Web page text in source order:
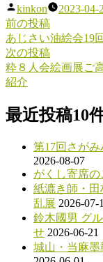
投
稿
者:
kinkon 2023-04-
投
稿
ナ
ビ
ゲ
前の投稿前
の
投
稿:
あじさい油絵会19
次の投稿次
の
粋８人会絵画展ご
紹介
最近投稿10
第17回さが
2026-08-07
がくし寄席の
紙漉き師・
乱展 2026-07-
鈴木國男 グ
せ 2026-06-21
城山・当麻